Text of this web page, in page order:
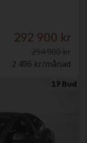
292 900 kr
294 900 kr
2 496 kr/månad
17 Bud